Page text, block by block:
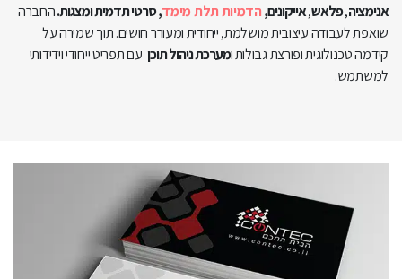
אנימציה,פלאש,אייקונים,הדמיות תלת מימד, סרטי תדמית ומצגות.החברה
שואפת לעבודה עיצובית מושלמת, ייחודית ומעורר חושים. תוך שמירה על
קידמה טכנולוגית ופורצת גבולותומערכת ניהול תוכן עם תפריט ייחודי וידידותי
למשתמש.